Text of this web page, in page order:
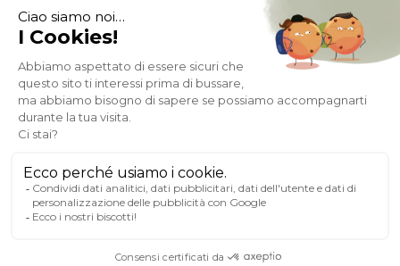
Pagamento sicuro
A PROPOSITO DI MILIBOO
AIUTO & CONTATTO